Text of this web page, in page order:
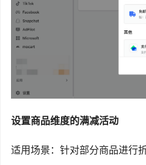
设置商品维度的满减活动
适用场景：针对部分商品进行折